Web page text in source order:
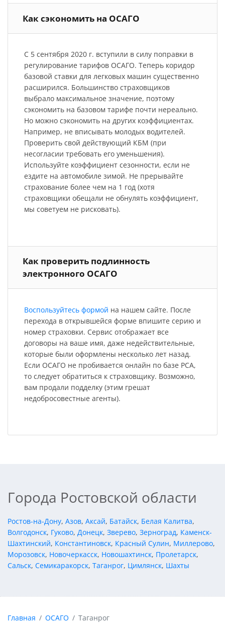
Как сэкономить на ОСАГО
С 5 сентября 2020 г. вступили в силу поправки в
регулирование тарифов ОСАГО. Теперь коридор
базовой ставки для легковых машин существенно
расширился. Большинство страховщиков
выбрало максимальное значение, поэтому
сэкономить на базовом тарифе почти нереально.
Но можно сэкономить на других коэффициентах.
Например, не вписывать молодых водителей.
Проверить свой действующий КБМ (при
несогласии требовать его уменьшения).
Используйте коэффициент сезонности, если не
ездите на автомобиле зимой. Не прерывайте
страхование более чем на 1 год (хотя
страховщики обещали не обнулять коэффициент,
мы советуем не рисковать).
Как проверить подлинность
электронного ОСАГО
Воспользуйтесь формой на нашем сайте. После
перехода в открывшейся форме впишите серию и
номер страховки. Сервис отображает все
договоры на ваше имя, даже недействительные,
которые были оформлены несколько лет назад.
Если ОСАГО не пробивается онлайн по базе РСА,
то следует обратиться к страховщику. Возможно,
вам продали подделку (этим грешат
недобросовестные агенты).
Города Ростовской области
Ростов-на-Дону, Азов, Аксай, Батайск, Белая Калитва,
Волгодонск, Гуково, Донецк, Зверево, Зерноград, Каменск-
Шахтинский, Константиновск, Красный Сулин, Миллерово,
Морозовск, Новочеркасск, Новошахтинск, Пролетарск,
Сальск, Семикаракорск, Таганрог, Цимлянск, Шахты
Главная ОСАГО Таганрог